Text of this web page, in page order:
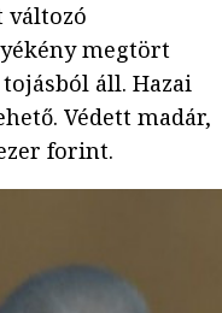
változó
megtört
áll. Hazai
Védett madár,
forint.